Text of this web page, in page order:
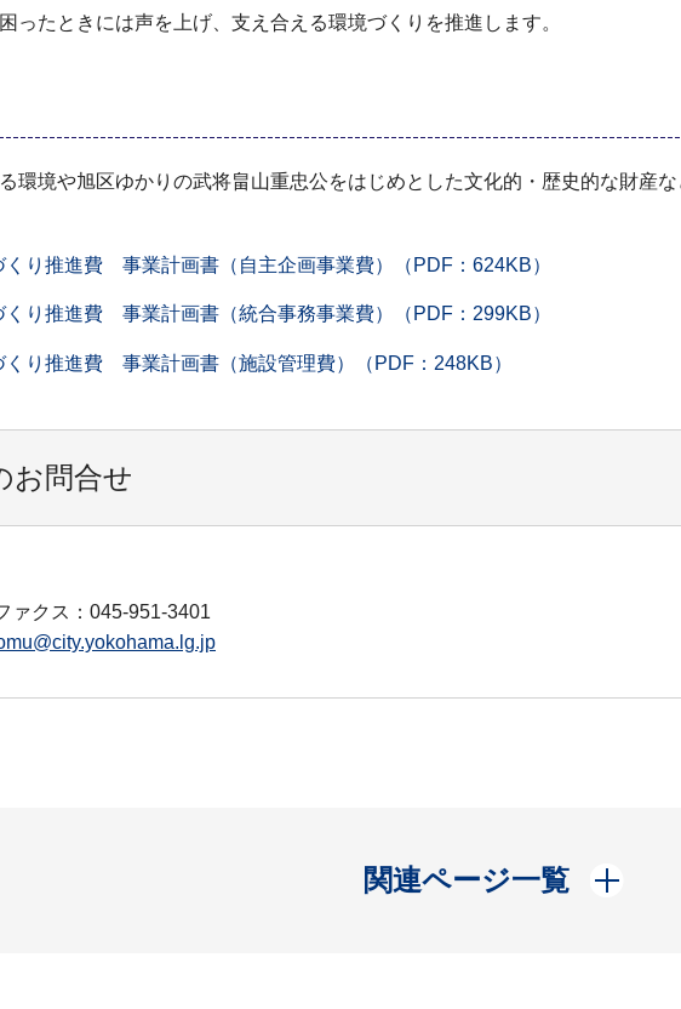
ったときには声を上げ、支え合える環境づくりを推進します。
環境や旭区ゆかりの武将畠山重忠公をはじめとした文化的・歴史的な財産
り推進費 事業計画書（自主企画事業費）（PDF：624KB）
り推進費 事業計画書（統合事務事業費）（PDF：299KB）
り推進費 事業計画書（施設管理費）（PDF：248KB）
お問合せ
ァクス：045-951-3401
関連ページ一覧
開く